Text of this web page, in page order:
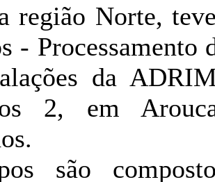
região Norte,
- Processamento
da
2, em
são